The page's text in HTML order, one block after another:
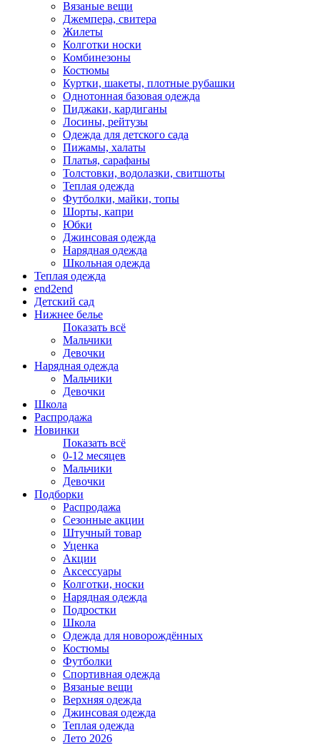
Вязаные вещи
Джемпера, свитера
Жилеты
Колготки носки
Комбинезоны
Костюмы
Куртки, шакеты, плотные рубашки
Однотонная базовая одежда
Пиджаки, кардиганы
Лосины, рейтузы
Одежда для детского сада
Пижамы, халаты
Платья, сарафаны
Толстовки, водолазки, свитшоты
Теплая одежда
Футболки, майки, топы
Шорты, капри
Юбки
Джинсовая одежда
Нарядная одежда
Школьная одежда
Теплая одежда
end2end
Детский сад
Нижнее белье
Показать всё
Мальчики
Девочки
Нарядная одежда
Мальчики
Девочки
Школа
Распродажа
Новинки
Показать всё
0-12 месяцев
Мальчики
Девочки
Подборки
Распродажа
Сезонные акции
Штучный товар
Уценка
Акции
Аксессуары
Колготки, носки
Нарядная одежда
Подростки
Школа
Одежда для новорождённых
Костюмы
Футболки
Спортивная одежда
Вязаные вещи
Верхняя одежда
Джинсовая одежда
Теплая одежда
Лето 2026